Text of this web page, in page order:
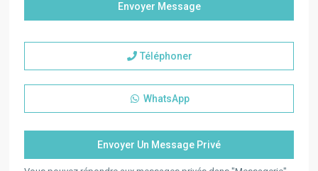
Téléphoner
WhatsApp